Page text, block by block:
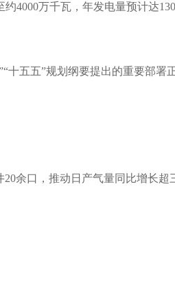
4000万千瓦，年发电量预计达
十五五”规划纲要提出的重要部署
余口，推动日产气量同比增长超